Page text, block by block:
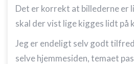
Det er korrekt at billederne er
skal der vist lige kigges lidt på
Jeg er endeligt selv godt
selve hjemmesiden, temaet